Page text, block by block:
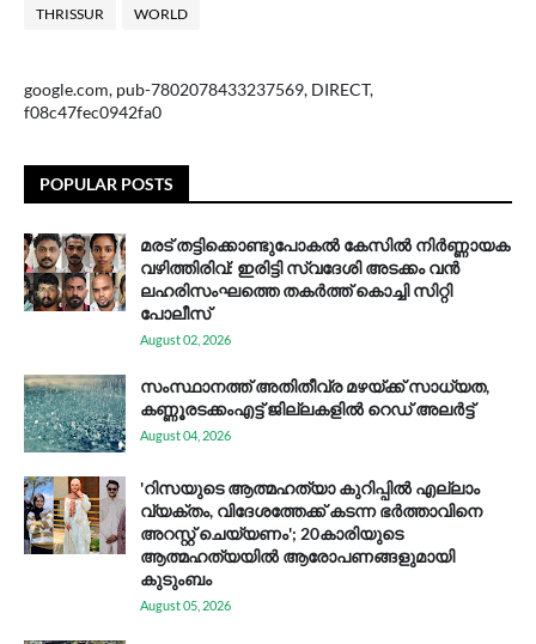
THRISSUR WORLD
google.com, pub-7802078433237569, DIRECT,
f08c47fec0942fa0
POPULAR POSTS
മരട് തട്ടിക്കൊണ്ടുപോകൽ കേസിൽ നിർണ്ണായക
വഴിത്തിരിവ്: ഇരിട്ടി സ്വദേശി അടക്കം വൻ
ലഹരിസംഘത്തെ തകർത്ത് കൊച്ചി സിറ്റി
പോലീസ്
August 02, 2026
സം​സ്ഥാ​ന​ത്ത് അ​തി​തീ​വ്ര മ​ഴ​യ്ക്ക് സാ​ധ്യ​ത,
കണ്ണൂരടക്കംഎ​ട്ട് ജി​ല്ല​ക​ളി​ൽ റെ​ഡ് അ​ലർ​ട്ട്
August 04, 2026
'റിസയുടെ ആത്മഹത്യാ കുറിപ്പിൽ എല്ലാം
വ്യക്തം, വിദേശത്തേക്ക് കടന്ന ഭർത്താവിനെ
അറസ്റ്റ് ചെയ്യണം'; 20കാരിയുടെ
ആത്മഹത്യയിൽ ആരോപണങ്ങളുമായി
കുടുംബം
August 05, 2026